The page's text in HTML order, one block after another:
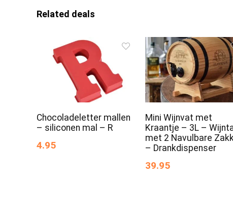
Related deals
Chocoladeletter mallen
– siliconen mal – R
4.95
Mini Wijnvat met
Kraantje – 3L –
met 2 Navulbare
– Drankdispenser
39.95